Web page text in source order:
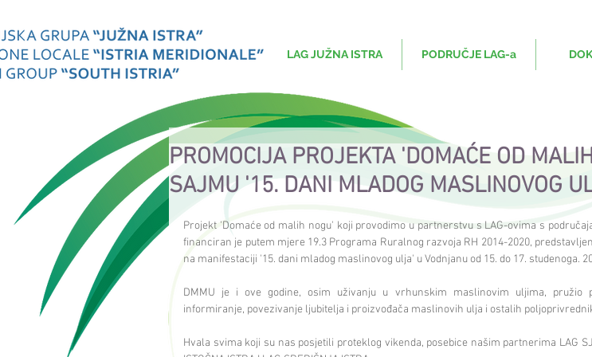
LAG JUŽNA ISTRA PODRUČJE LAG-a
PROMOCIJA PROJEKTA 'DOMAĆE OD
SAJMU '15. DANI MLADOG MASLINOVOG
Projekt 'Domaće od malih nogu' koji provodimo u partnerstvu s LAG-ovima s
financiran je putem mjere 19.3 Programa Ruralnog razvoja RH 2014-2020,
na manifestaciji '15. dani mladog maslinovog ulja' u Vodnjanu od 15. do 17. studenoga.
DMMU je i ove godine, osim uživanju u vrhunskim maslinovim uljima, pružio
informiranje, povezivanje ljubitelja i proizvođača maslinovih ulja i ostalih
Hvala svima koji su nas posjetili proteklog vikenda, posebice našim partnerima LAG